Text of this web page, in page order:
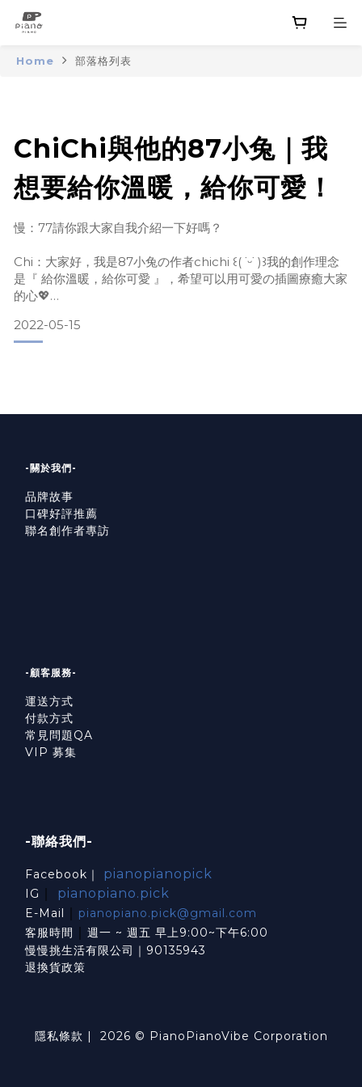
Home 部落格列表
ChiChi與他的87小兔｜我
想要給你溫暖，給你可愛！
慢：77請你跟大家自我介紹一下好嗎？
Chi：大家好，我是87小兔の作者chichi ꒰( ˙ᵕ‎˙ )꒱我的創作理念
是『 給你溫暖，給你可愛 』，希望可以用可愛の插圖療癒大家
的心💖
慢：有什麼話想對你的粉絲說嗎？
2022-05-15
-關於我們-
品牌故事
口碑好評推薦
聯名創作者專訪
-顧客服務-
運送方式
付款方式
常見問題QA
VIP 募集
-聯絡我們-
Facebook｜ pianopianopick
IG ｜ pianopiano.pick
E-Mail ｜ pianopiano.pick@gmail.com
客服時間 ｜ 週一 ~ 週五 早上9:00~下午6:00
慢慢挑生活有限公司｜90135943
退換貨政策
隱私條款 | 2026 © PianoPianoVibe Corporation